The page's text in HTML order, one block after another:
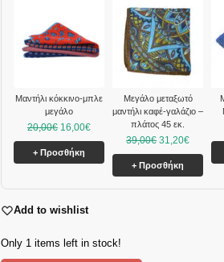
Μαντήλι κόκκινο-μπλε
μεγάλο
20,00€ 16,00€
+ Προσθήκη
Μεγάλο μεταξωτό
μαντήλι καφέ-γαλάζιο –
πλάτος 45 εκ.
39,00€ 31,20€
+ Προσθήκη
Add to wishlist
Only 1 items left in stock!